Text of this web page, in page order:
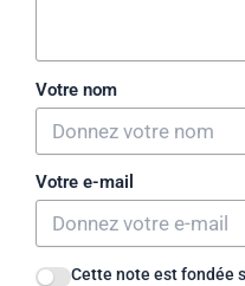
Votre nom
Votre e-mail
Cette note est fondée